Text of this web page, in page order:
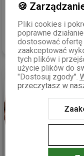
Bardzo dziękujemy
Cieszymy się, że
przypadła Pani do
nas priorytet, dlatego
oczekiwania.
naszych
0
podgląd
🍪
Pliki cookies i
poprawne
dostosować
zaakceptować
tych plików i
użycie plików do
"Dostosuj zgody".
przeczytasz w